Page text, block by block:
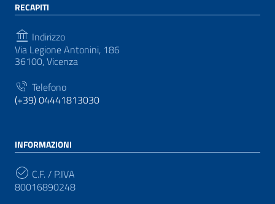
RECAPITI
Indirizzo
Via Legione Antonini, 186
36100, Vicenza
Telefono
(+39) 04441813030
INFORMAZIONI
C.F. / P.IVA
80016890248